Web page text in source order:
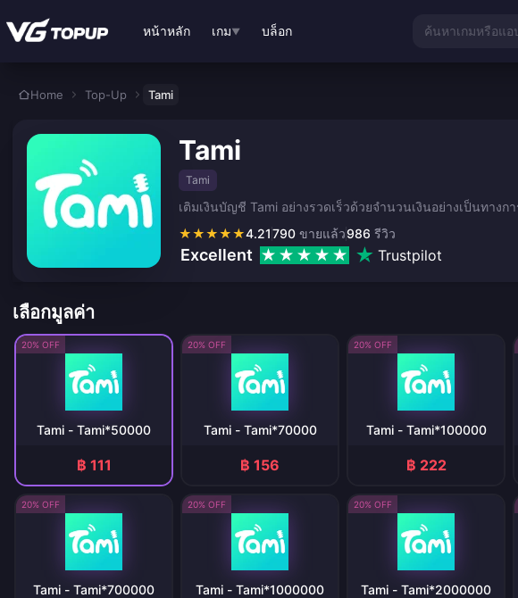
หน้าหลัก เกม▼ บล็อก ค้นหาเกมหรือแอ
Home Top-Up Tami
Tami
Tami
เติมเงินบัญชี Tami อย่างรวดเร็วด้วยจำนวนเงินอย่างเป็นทาง
★★★★★4.21 986 รีวิว
790 ขายแล้ว
Excellent Trustpilot
เลือกมูลค่า
20% OFF
Tami - Tami*50000
฿ 111
20% OFF
Tami - Tami*70000
฿ 156
20% OFF
Tami - Tami*100000
฿ 222
20% OFF
Tami - Tami*700000
20% OFF
Tami - Tami*1000000
20% OFF
Tami - Tami*2000000